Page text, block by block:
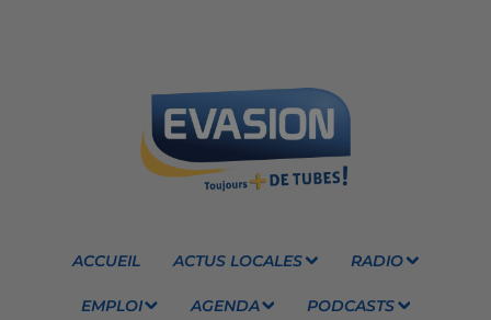
ACCUEIL ACTUS LOCALES RADIO
EMPLOI AGENDA PODCASTS